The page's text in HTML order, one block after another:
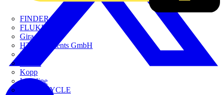
FINDER
FLUKE
Gira
HT Instruments GmbH
iHaus
Kaufel
Kopp
Lichtline
LIGHTCYCLE